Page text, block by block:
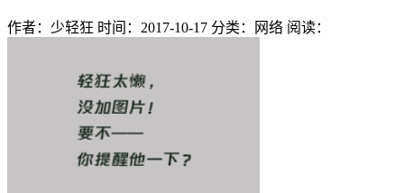
作者：少轻狂 时间：2017-10-17 分类：网络 阅读：